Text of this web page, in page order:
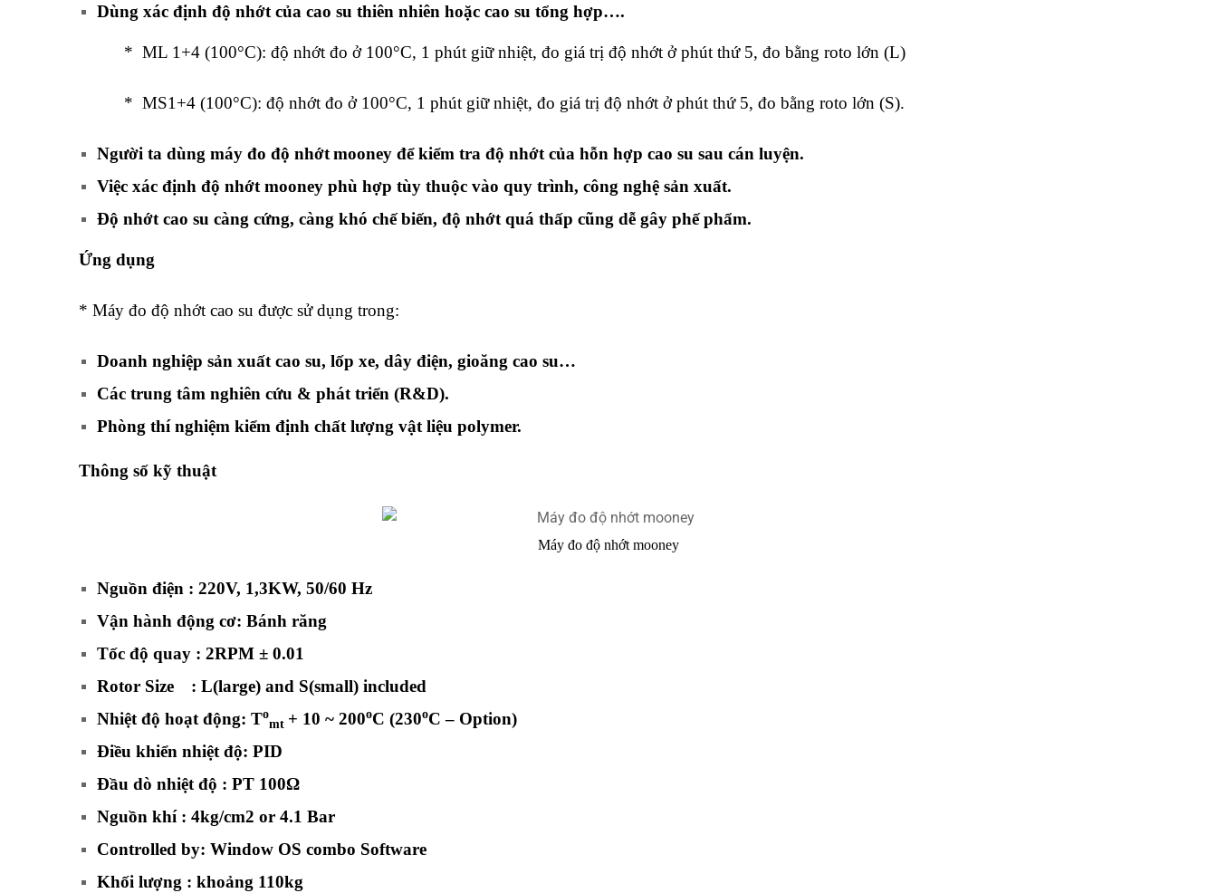
Dùng xác định độ nhớt của cao su thiên nhiên hoặc cao su tổng hợp….
* ML 1+4 (100°C): độ nhớt đo ở 100°C, 1 phút giữ nhiệt, đo giá trị độ nhớt ở phút thứ 5, đo bằng roto lớn (L)
* MS1+4 (100°C): độ nhớt đo ở 100°C, 1 phút giữ nhiệt, đo giá trị độ nhớt ở phút thứ 5, đo bằng roto lớn (S).
Người ta dùng máy đo độ nhớtmooney để kiểm tra độ nhớt của hỗn hợp cao su sau cán luyện.
Việc xác định độ nhớt mooney phù hợp tùy thuộc vào quy trình, công nghệ sản xuất.
Độ nhớt cao su càng cứng, càng khó chế biến, độ nhớt quá thấp cũng dễ gây phế phẩm.
Ứng dụng
* Máy đo độ nhớt cao su được sử dụng trong:
Doanh nghiệp sản xuất cao su, lốp xe, dây điện, gioăng cao su…
Các trung tâm nghiên cứu & phát triển (R&D).
Phòng thí nghiệm kiểm định chất lượng vật liệu polymer.
Thông số kỹ thuật
Máy đo độ nhớt mooney
Nguồn điện : 220V, 1,3KW, 50/60 Hz
Vận hành động cơ: Bánh răng
Tốc độ quay : 2RPM ± 0.01
Rotor Size : L(large) and S(small) included
Nhiệt độ hoạt động: To
mt + 10 ~ 200oC (230oC – Option)
Điều khiển nhiệt độ: PID
Đầu dò nhiệt độ : PT 100Ω
Nguồn khí : 4kg/cm2 or 4.1 Bar
Controlled by: Window OS combo Software
Khối lượng : khoảng 110kg